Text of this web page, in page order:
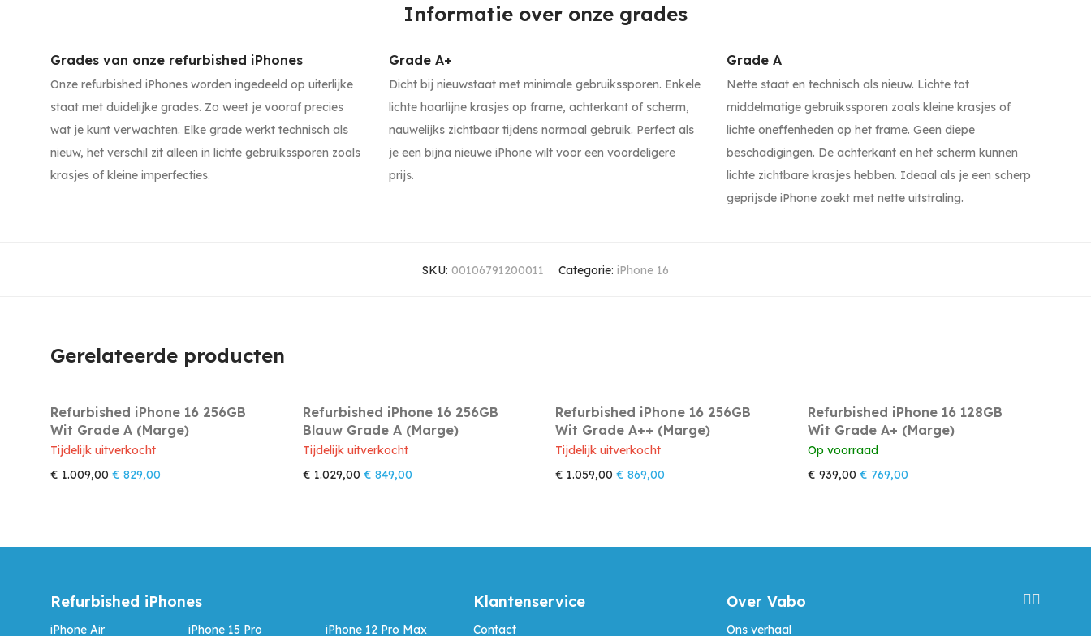
Informatie over onze grades
Grades van onze refurbished iPhones
Onze refurbished iPhones worden ingedeeld op uiterlijke
staat met duidelijke grades. Zo weet je vooraf precies
wat je kunt verwachten. Elke grade werkt technisch als
nieuw, het verschil zit alleen in lichte gebruikssporen zoals
krasjes of kleine imperfecties.
Grade A+
Dicht bij nieuwstaat met minimale gebruikssporen. Enkele
lichte haarlijne krasjes op frame, achterkant of scherm,
nauwelijks zichtbaar tijdens normaal gebruik. Perfect als
je een bijna nieuwe iPhone wilt voor een voordeligere
prijs.
Grade A
Nette staat en technisch als nieuw. Lichte tot
middelmatige gebruikssporen zoals kleine krasjes of
lichte oneffenheden op het frame. Geen diepe
beschadigingen. De achterkant en het scherm kunnen
lichte zichtbare krasjes hebben. Ideaal als je een scherp
geprijsde iPhone zoekt met nette uitstraling.
SKU: 00106791200011 Categorie: iPhone 16
Gerelateerde producten
Refurbished iPhone 16 256GB
Wit Grade A (Marge)
Tijdelijk uitverkocht
€1.009,00 Oorspronkelijke prijs was: € 1.009,00.
€ 829,00
Refurbished iPhone 16 256GB
Blauw Grade A (Marge)
Tijdelijk uitverkocht
€1.029,00 Oorspronkelijke prijs was: € 1.029,00.
€ 849,00
Refurbished iPhone 16 256GB
Wit Grade A++ (Marge)
Tijdelijk uitverkocht
€1.059,00 Oorspronkelijke prijs was: € 1.059,00.
€ 869,00
Refurbished iPhone 16 128GB
Wit Grade A+ (Marge)
Op voorraad
€939,00 Oorspronkelijke prijs was: € 939,00.
€ 769,00
Refurbished iPhones
iPhone Air iPhone 15 Pro iPhone 12 Pro Max
Klantenservice
Contact
Over Vabo
Ons verhaal